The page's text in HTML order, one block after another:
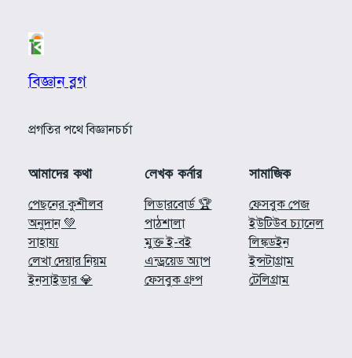
বিজ্ঞান ব্লগ
প্রগতির পথে বিজ্ঞানচর্চা
আমাদের কথা
পেছনের কুশীলব
অনুদান 💚
সাহায্য
লেখা দেয়ার নিয়ম
ইনসাইডার 💎
লেখক কর্নার
লিডারবোর্ড 🏆
পাঠশালা
মুক্ত ই-বই
এন্ড্রয়েড অ্যাপ
ফেসবুক গ্রুপ
সামাজিক
ফেসবুক পেজ
ইউটিউব চ্যানেল
লিঙ্কডইন
ইন্সটাগ্রাম
টেলিগ্রাম